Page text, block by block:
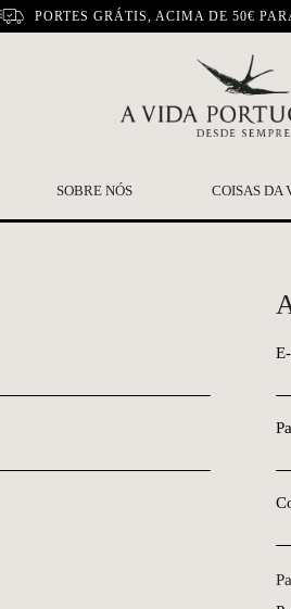
PORTES GRÁTIS, ACIMA DE 50€
SOBRE NÓS COISAS DA